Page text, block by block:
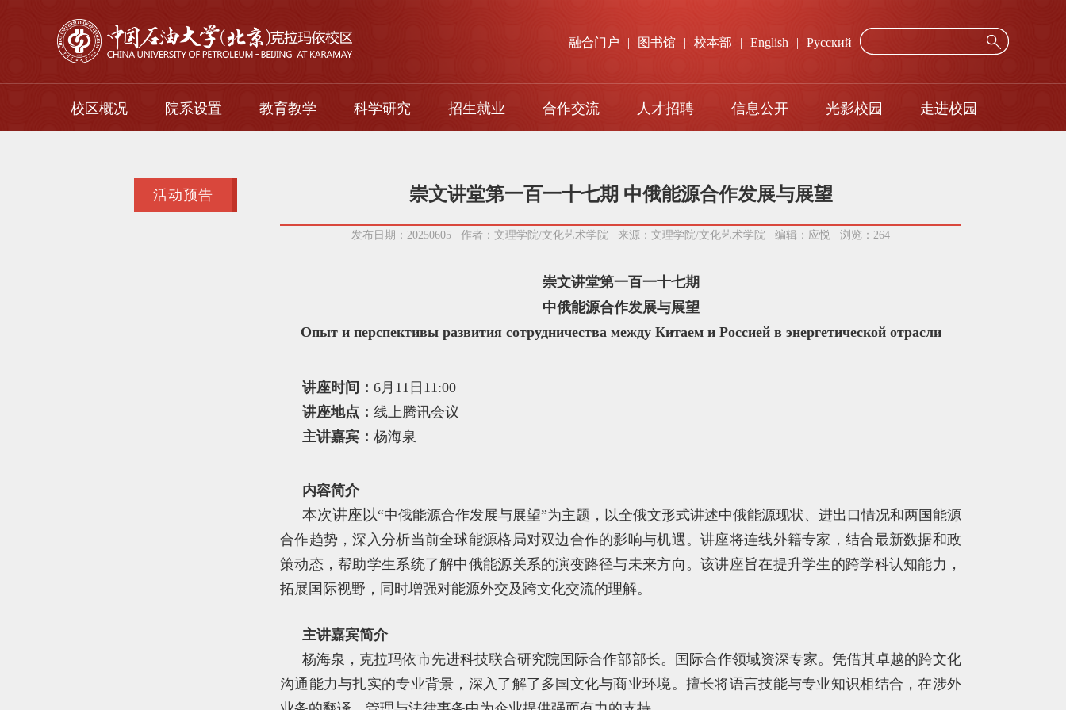
Русский
|
English
|
校本部
|
图书馆
|
融合门户
校区概况 院系设置 教育教学 科学研究 招生就业 合作交流 人才招聘 信息公开 光影校园 走进校园
活动预告 崇文讲堂第一百一十七期 中俄能源合作发展与展望
发布日期：20250605 作者：文理学院/文化艺术学院 来源：文理学院/文化艺术学院 编辑：应悦 浏览： 264
崇文讲堂第一百一十七期
中俄能源合作发展与展望
Опыт и перспективы развития сотрудничества между Китаем и Россией в энергетической отрасли
讲座时间： 6月11日11:00
讲座地点： 线上腾讯会议
主讲嘉宾： 杨海泉
内容简介
本次讲座以“中俄能源合作发展与展望”为主题，以全俄文形式讲述中俄能源现状、进出口情况和两国能源
合作趋势，深入分析当前全球能源格局对双边合作的影响与机遇。讲座将连线外籍专家，结合最新数据和政
策动态，帮助学生系统了解中俄能源关系的演变路径与未来方向。该讲座旨在提升学生的跨学科认知能力，
拓展国际视野，同时增强对能源外交及跨文化交流的理解。
主讲嘉宾简介
杨海泉，克拉玛依市先进科技联合研究院国际合作部部长。国际合作领域资深专家。凭借其卓越的跨文化
沟通能力与扎实的专业背景，深入了解了多国文化与商业环境。擅长将语言技能与专业知识相结合，在涉外